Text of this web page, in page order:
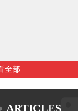
全部
ARTICLES